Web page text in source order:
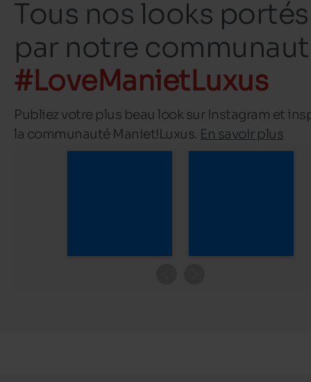
Tous nos looks portés
par notre
#LoveManietLuxus
Publiez votre plus beau look sur Instagram et
la communauté Maniet!Luxus. En savoir plus